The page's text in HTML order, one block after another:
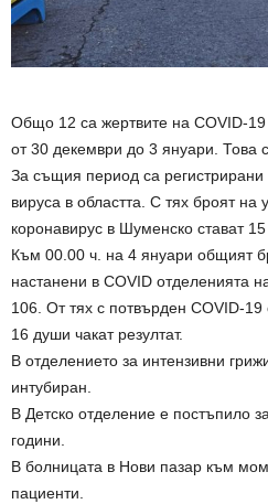
Общо 12 са жертвите на COVID-
от 30 декември до 3 януари. Това
За същия период са регистрирани
вируса в областта. С тях броят на
коронавирус в Шуменско стават
Към 00.00 ч. на 4 януари общият
настанени в COVID отделенията
106. От тях с потвърден COVID-
16 души чакат резултат.
В отделението за интензивни
интубиран.
В Детско отделение е постъпило
години.
В болницата в Нови пазар към
пациенти.